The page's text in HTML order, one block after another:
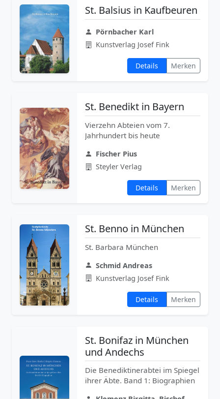
St. Balsius in Kaufbeuren
Pörnbacher Karl
Kunstverlag Josef Fink
Details Merken
St. Benedikt in Bayern
Vierzehn Abteien vom 7.
Jahrhundert bis heute
Fischer Pius
Steyler Verlag
Details Merken
St. Benno in München
St. Barbara München
Schmid Andreas
Kunstverlag Josef Fink
Details Merken
St. Bonifaz in München
und Andechs
Die Benediktinerabtei im Spiegel
ihrer Äbte. Band 1: Biographien